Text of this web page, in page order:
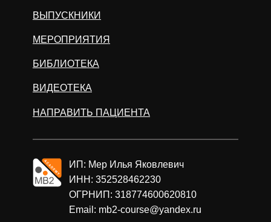
МЕРОПРИЯТИЯ
ВИДЕОТЕКА
БИБЛИОТЕКА
НАПРАВИТЬ ПАЦИЕНТА
ИП: Мер Илья Яковлевич
ИНН: 352528462230
ОГРНИП: 318774600620810
Email: mb2-course@yandex.ru
ВЫПУСКНИКИ